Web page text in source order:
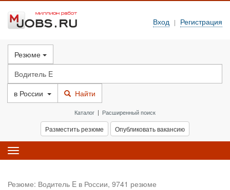
Вход | Регистрация
Резюме
в России Найти
Каталог | Расширенный поиск
Разместить резюме Опубликовать вакансию
Toggle
navigation
Резюме: Водитель E в России, 9741 резюме